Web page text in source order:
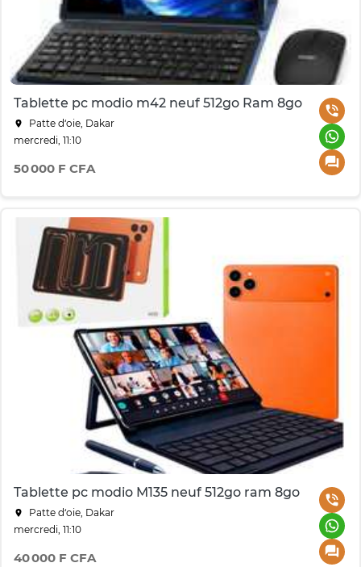
Tablette pc modio m42 neuf 512go Ram 8go
Patte d‘oie, Dakar
mercredi, 11:10
50 000 F CFA
Tablette pc modio M135 neuf 512go ram 8go
Patte d‘oie, Dakar
mercredi, 11:10
40 000 F CFA